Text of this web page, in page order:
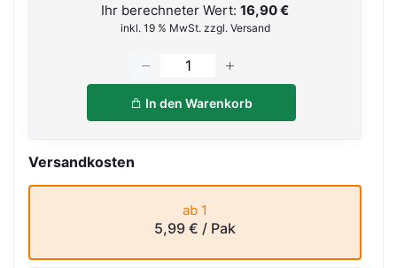
Ihr berechneter Wert: 16,90 €
inkl. 19 % MwSt. zzgl. Versand
In den Warenkorb
Versandkosten
ab 1
5,99 € / Pak